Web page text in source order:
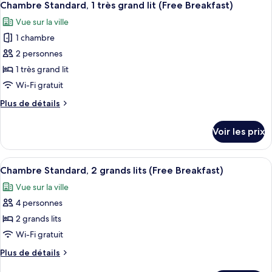
de
Chambre
Standard
(Free
Breakfast)
toutes
les
photos
pour
ce
type
chambre :
très
grand
lit
(Free
Breakfast)
3
Chambre Standard, 1 très grand lit (Free Breakfast)
Vue sur la ville
1 chambre
2 personnes
1 très grand lit
Wi-Fi gratuit
Plus de détails
Plus
le
type
de
Chambre
Standard,
très
grand
(Free
Voir les prix
Afficher
toutes
les
photos
pour
ce
type
de
Une chambre d’hôtel avec deux
6
Chambre Standard, 2 grands lits (Free Breakfast)
Vue sur la ville
4 personnes
2 grands lits
Wi-Fi gratuit
Plus de détails
Plus